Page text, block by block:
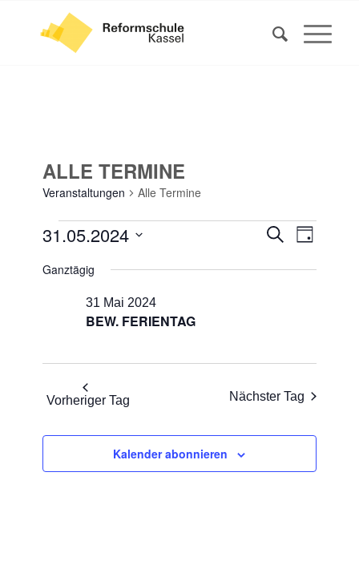
ALLE TERMINE
Veranstaltungen Alle Termine
VERANSTALTUNGEN
31
2024
SucheTag
31.05.2024
wählen.
Ganztägig
BEW. FERIENTAG
31 Mai 2024
Vorheriger Tag Nächster Tag
Kalender abonnieren